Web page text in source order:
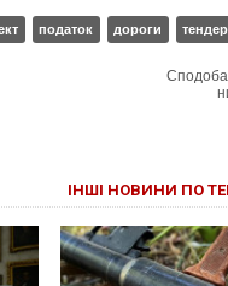
податок дороги тендер
ІНШІ НОВИНИ ПО